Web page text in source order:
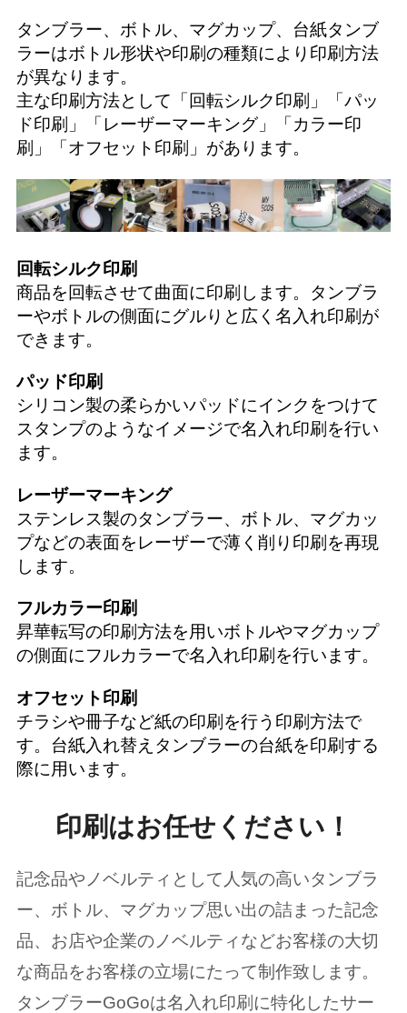
タンブラー、ボトル、マグカップ、台紙タンブ
ラーはボトル形状や印刷の種類により印刷方法
が異なります。
主な印刷方法として「 回転シルク印刷 」「 パッ
ド印刷 」「 レーザーマーキング」「 カラー印
刷 」「 オフセット印刷 」があります。
回転シルク印刷
商品を回転させて曲面に印刷します。タンブラ
ーやボトルの側面にグルりと広く名入れ印刷が
できます。
パッド印刷
シリコン製の柔らかいパッドにインクをつけて
スタンプのようなイメージで名入れ印刷を行い
ます。
レーザーマーキング
ステンレス製のタンブラー、ボトル、マグカッ
プなどの表面をレーザーで薄く削り印刷を再現
します。
フルカラー印刷
昇華転写の印刷方法を用いボトルやマグカップ
の側面にフルカラーで名入れ印刷を行います。
オフセット印刷
チラシや冊子など紙の印刷を行う印刷方法で
す。台紙入れ替えタンブラーの台紙を印刷する
際に用います。
印刷はお任せください！
記念品やノベルティとして人気の高いタンブラ
ー、ボトル、マグカップ思い出の詰まった記念
品、お店や企業のノベルティなどお客様の大切
な商品をお客様の立場にたって制作致します。
タンブラーGoGoは名入れ印刷に特化したサー